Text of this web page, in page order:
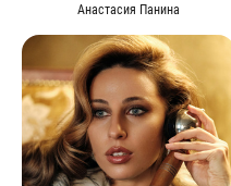
Анастасия Панина